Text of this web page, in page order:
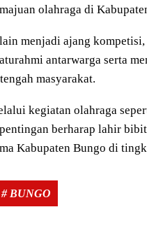
olahraga di
menjadi ajang
antarwarga serta
masyarakat.
kegiatan olahraga
berharap lahir
Kabupaten Bungo di
# BUNGO